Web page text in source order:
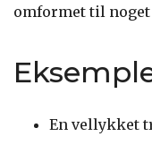
omformet til noget
En vellykket